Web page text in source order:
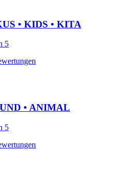
• KIDS • KITA
5
• ANIMAL
5